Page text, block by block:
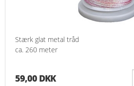
Stærk glat metal tråd
ca. 260 meter
59,00 DKK